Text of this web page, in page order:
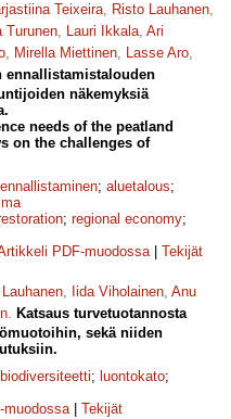
Teixeira, Risto Lauhanen,
Turunen, Lauri Ikkala, Ari
, Mirella Miettinen, Lasse Aro,
ennallistamistalouden
näkemyksiä
needs of the peatland
on the challenges of
ennallistaminen; aluetalous;
; regional economy;
PDF-muodossa| Tekijät
, Iida Viholainen, Anu
. Katsaus turvetuotannosta
sekä niiden
biodiversiteetti; luontokato;
| Tekijät